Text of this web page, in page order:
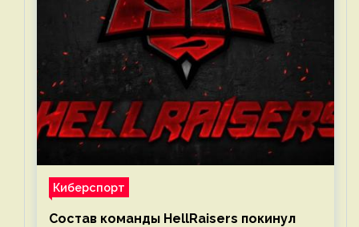
Киберспорт
Состав команды HellRaisers покинул